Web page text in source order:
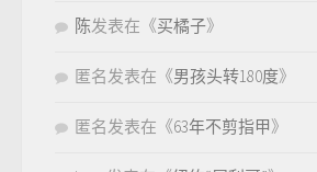
陈发表在《买橘子》
匿名发表在《男孩头转180度》
匿名发表在《63年不剪指甲》